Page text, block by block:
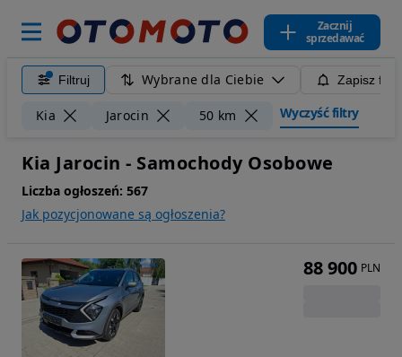
Zacznij
sprzedawać
Filtruj Wybrane dla Ciebie Zapisz
Kia Jarocin 50 km Wyczyść filtry
Kia Jarocin - Samochody Osobowe
Liczba ogłoszeń: 567
Jak pozycjonowane są ogłoszenia?
88 900 PLN